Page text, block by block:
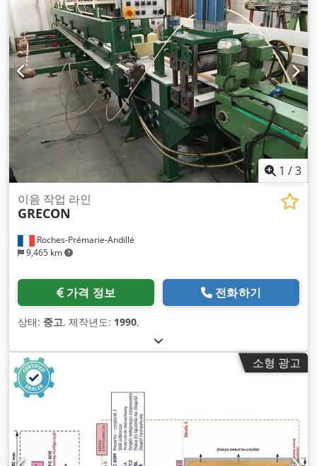
1 /3
Roches-Prémarie-Andillé
9,465 km
이음 작업 라인
GRECON
가격 정보 전화하기
상태: 중고, 제작년도: 1990,
소형 광고